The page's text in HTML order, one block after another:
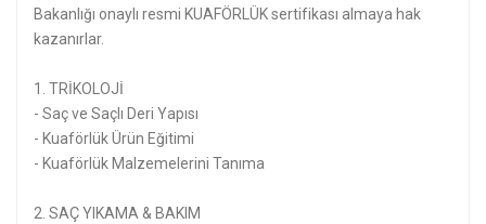
Bakanlığı onaylı resmi KUAFÖRLÜK sertifikası almaya hak
kazanırlar.
1. TRİKOLOJİ
- Saç ve Saçlı Deri Yapısı
- Kuaförlük Ürün Eğitimi
- Kuaförlük Malzemelerini Tanıma
2. SAÇ YIKAMA & BAKIM